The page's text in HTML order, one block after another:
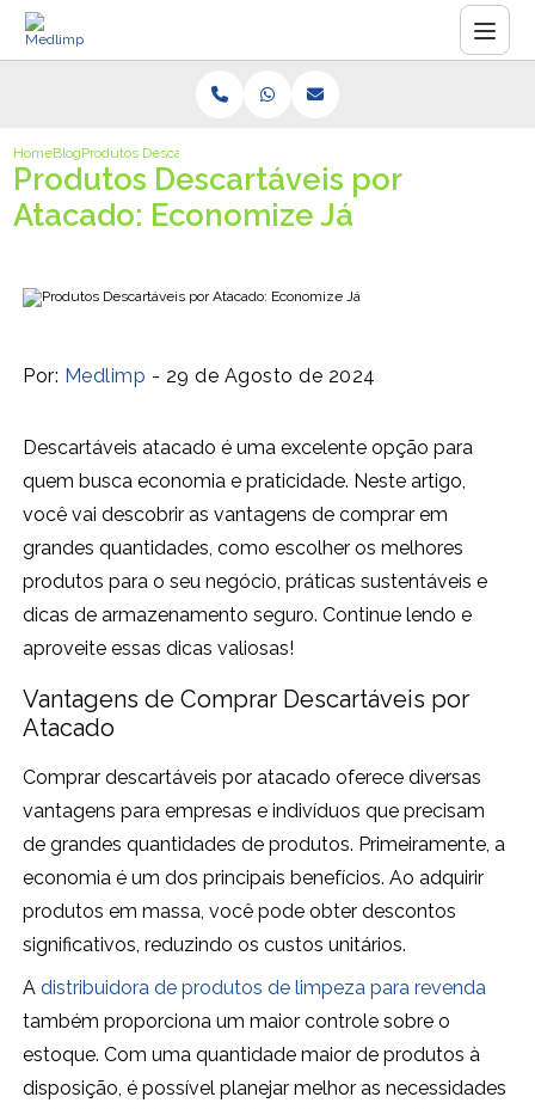
HomeBlogProdutos Descartáveis por Atacado: Economize Já
Produtos Descartáveis por
Atacado: Economize Já
Por: Medlimp - 29 de Agosto de 2024
Descartáveis atacado é uma excelente opção para
quem busca economia e praticidade. Neste artigo,
você vai descobrir as vantagens de comprar em
grandes quantidades, como escolher os melhores
produtos para o seu negócio, práticas sustentáveis e
dicas de armazenamento seguro. Continue lendo e
aproveite essas dicas valiosas!
Vantagens de Comprar Descartáveis por
Atacado
Comprar descartáveis por atacado oferece diversas
vantagens para empresas e indivíduos que precisam
de grandes quantidades de produtos. Primeiramente, a
economia é um dos principais benefícios. Ao adquirir
produtos em massa, você pode obter descontos
significativos, reduzindo os custos unitários.
Adistribuidora de produtos de limpeza para revenda
também proporciona um maior controle sobre o
estoque. Com uma quantidade maior de produtos à
disposição, é possível planejar melhor as necessidades